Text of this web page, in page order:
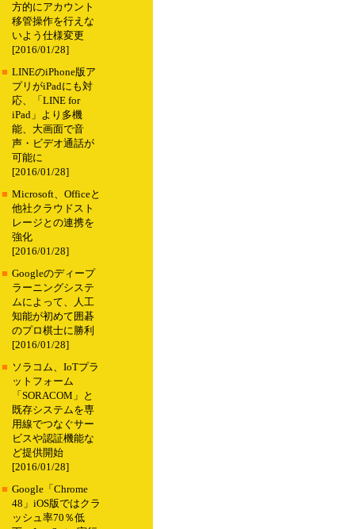
方的にアカウント
移管操作を行えな
いよう仕様変更
[2016/01/28]
■ LINEのiPhone版ア
プリがiPadにも対
応、「LINE for
iPad」より多機
能、大画面で音
声・ビデオ通話が
可能に
[2016/01/28]
■ Microsoft、Officeと
他社クラウドスト
レージとの連携を
強化
[2016/01/28]
■ Googleのディープ
ラーニングシステ
ムによって、人工
知能が初めて囲碁
のプロ棋士に勝利
[2016/01/28]
■ ソラコム、IoTプラ
ットフォーム
「SORACOM」と
既存システムを専
用線でつなぐサー
ビスや認証機能な
ど提供開始
[2016/01/28]
■ Google「Chrome
48」iOS版ではクラ
ッシュ率70％低